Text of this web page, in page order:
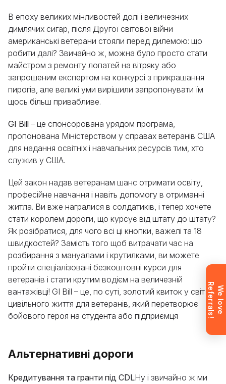
В епоху великих мінливостей долі і величезних
димлячих сигар, після Другої світової війни
американські ветерани стояли перед дилемою: що
робити далі? Звичайно ж, можна було просто стати
майстром з ремонту лопатей на вітряку або
запрошеним експертом на конкурсі з прикрашання
пирогів, але великі уми вирішили запропонувати їм
щось більш привабливе.
GI Bill – це спонсорована урядом програма,
пропонована Міністерством у справах ветеранів США
для надання освітніх і навчальних ресурсів тим, хто
служив у США.
Цей закон надав ветеранам шанс отримати освіту,
професійне навчання і навіть допомогу в отриманні
житла. Ви вже награлися в солдатиків, і тепер хочете
стати королем дороги, що курсує від штату до штату?
Як розібратися, для чого всі ці кнопки, важелі та 18
швидкостей? Замість того щоб витрачати час на
розбирання з мануалами і крутилками, ви можете
пройти спеціалізовані безкоштовні курси для
ветеранів і стати крутим водієм на величезній
вантажівці! GI Bill – це, по суті, золотий квиток у світ
цивільного життя для ветеранів, який перетворює
бойового героя на студента або підприємця
Альтернативні дороги
Кредитування та гранти під CDLНу і звичайно ж ми
Залиште свої дані, і ми надамо вам
безкоштовну консультацію щодо процесу
після закінчення курсу. Або зателефонуйте нам
безпосередньо за номером+1 844 227 2162—
підтримка доступна англійською, українською
та російською мовами.
Запит надіслано
Заявку надіслано. Ми скоро
зв’яжемося з вами, щоб відповісти
на всі запитання.
Не хочете чекати? Зареєструйтесь
Ознайомтесь
W
e
l
o
v
e
Re
f
e
r
r
a
l
s
!